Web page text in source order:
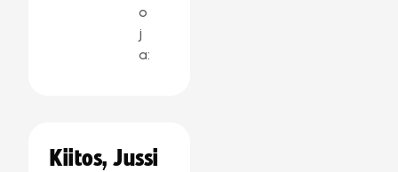
o
j
a:
Kiitos, Jussi